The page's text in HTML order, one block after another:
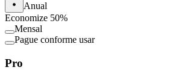
Anual
Economize 50%
Mensal
Pague conforme usar
Pro